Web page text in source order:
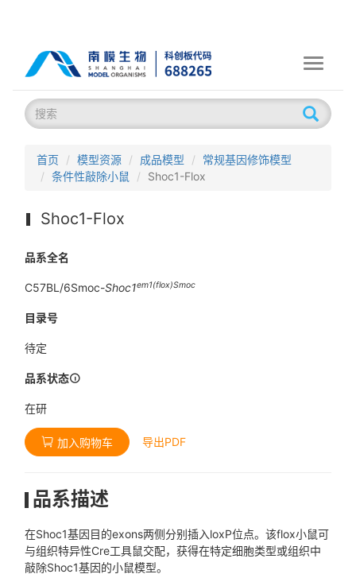
Toggle
首页 模型资源 成品模型
常规基因修饰模型
条件性敲除小鼠
Shoc1-Flox
Shoc1-Flox
品系全名
C57BL/6Smoc-Shoc1em1(flox)Smoc
目录号
待定
品系状态
在研
加入购物车 导出PDF
品系描述
在Shoc1基因目的exons两侧分别插入loxP位点。该flox小鼠可
与组织特异性Cre工具鼠交配，获得在特定细胞类型或组织中
敲除Shoc1基因的小鼠模型。